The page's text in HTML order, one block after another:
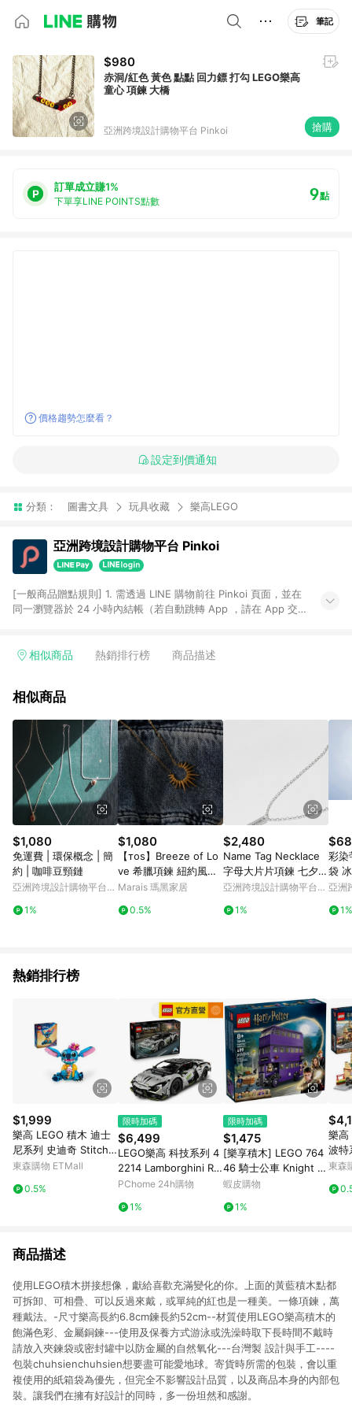
筆記
$980
赤洞/紅色 黃色 點點 回力鏢 打勾 LEGO樂高
童心 項鍊 大橋
亞洲跨境設計購物平台 Pinkoi 搶購
訂單成立賺1%
下單享LINE POINTS點數 9點
價格趨勢怎麼看？
設定到價通知
分類： 圖書文具 玩具收藏 樂高LEGO
亞洲跨境設計購物平台 Pinkoi
[一般商品贈點規則] 1. 需透過 LINE 購物前往 Pinkoi 頁面，並在
同一瀏覽器於 24 小時內結帳（若自動跳轉 App ，請在 App 交
回饋訂單不得享有 Pinkoi 站方優惠，例如首購優惠，P coins，
行為，不具贈點資格，部分退款不在此限。 6. APP 請更新至
貨後 45 天後發送。 8. 群眾募資商品，禮物卡，開館保證金，補
運費，攤位費等不具贈點資格。 9. LINE 購物站上之商品規格、
顏色、價位、贈品如與 Pinkoi 商品資訊頁及購物車不符，以
Pinkoi 購物商品資訊頁及購物車標示為準。 10. 點數紅包使用規
則請以點數紅包活動說明為準。 11. 若於 LINE 購物前往 Pinkoi
頁面後才首次下載 Pinkoi APP 並完成訂單，不符合導購資格；承
上，首次下載 Pinkoi APP 後，需透過 LINE 購物前往 Pinkoi 頁
面，方享導購資格。
相似商品 熱銷排行榜 商品描述
相似商品
$1,080
免運費 | 環保概念 | 簡
約 | 咖啡豆頸鏈
亞洲跨境設計購物平台
1%
$1,080
【ᴛᴏs】Breeze of Lo
ve 希臘項鍊 紐約風金
屬飾品
Marais 瑪黑家居
0.5%
$2,480
Name Tag Necklace
字母大片片項鍊 七夕
情人節 聖誕 交換禮物
亞洲跨境設計購物平台
1%
彩染
袋
瓶
亞洲
1%
熱銷排行榜
$1,999
樂高 LEGO 積木 迪士
尼系列 史迪奇 Stitch 4
3249
東森購物 ETMall
0.5%
限時加碼
$6,499
LEGO樂高 科技系列 4
2214 Lamborghini Re
vuelto 超級跑車
PChome 24h購物
1%
限時加碼
$1,475
[樂享積木] LEGO 764
46 騎士公車 Knight B
us Adventure 哈利波
蝦皮購物
1%
樂高
波特
茲
東森
商品描述
使用LEGO積木拼接想像，獻給喜歡充滿變化的你。上面的黃藍積木點都
可拆卸、可相疊、可以反過來戴，或單純的紅也是一種美。一條項鍊，萬
種戴法。-尺寸樂高長約6.8cm鍊長約52cm--材質使用LEGO樂高積木的
飽滿色彩、金屬銅鍊---使用及保養方式游泳或洗澡時取下長時間不戴時
請放入夾鍊袋或密封罐中以防金屬的自然氧化---台灣製 設計與手工----
包裝chuhsienchuhsien想要盡可能愛地球。寄貨時所需的包裝，會以重
複使用的紙箱袋為優先，但完全不影響設計品質，以及商品本身的內部包
裝。讓我們在擁有好設計的同時，多一份坦然和感謝。